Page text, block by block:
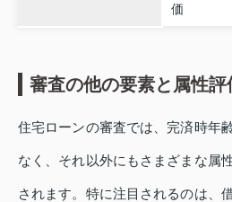
価
審査の他の要素と属性評
住宅ローンの審査では、完済時年
なく、それ以外にもさまざまな属
されます。特に注目されるのは、